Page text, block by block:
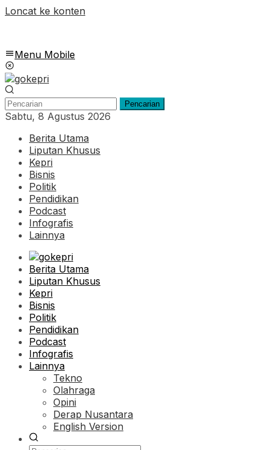
Loncat ke konten
Menu Mobile
Pencarian
Sabtu, 8 Agustus 2026
Berita Utama
Liputan Khusus
Kepri
Bisnis
Politik
Pendidikan
Podcast
Infografis
Lainnya
Berita Utama
Liputan Khusus
Kepri
Bisnis
Politik
Pendidikan
Podcast
Infografis
Lainnya
Tekno
Olahraga
Opini
Derap Nusantara
English Version